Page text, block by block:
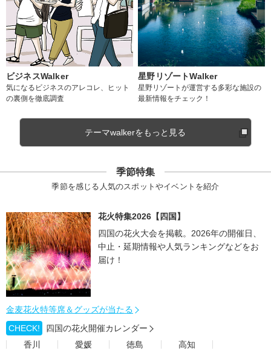
ビジネスWalker
気になるビジネスのアレコレ、ヒット
の裏側を徹底調査
星野リゾートWalker
星野リゾートが運営する多彩な施設の
最新情報をチェック！
テーマwalkerをもっと見る
季節特集
季節を感じる人気のスポットやイベントを紹介
花火特集2026【四国】
四国の花火大会を掲載。2026年の開催日、
中止・延期情報や人気ランキングなどをお
届け！
金麦花火特等席＆グッズが当たる
CHECK!
四国の花火開催カレンダー
香川
愛媛 徳島 高知